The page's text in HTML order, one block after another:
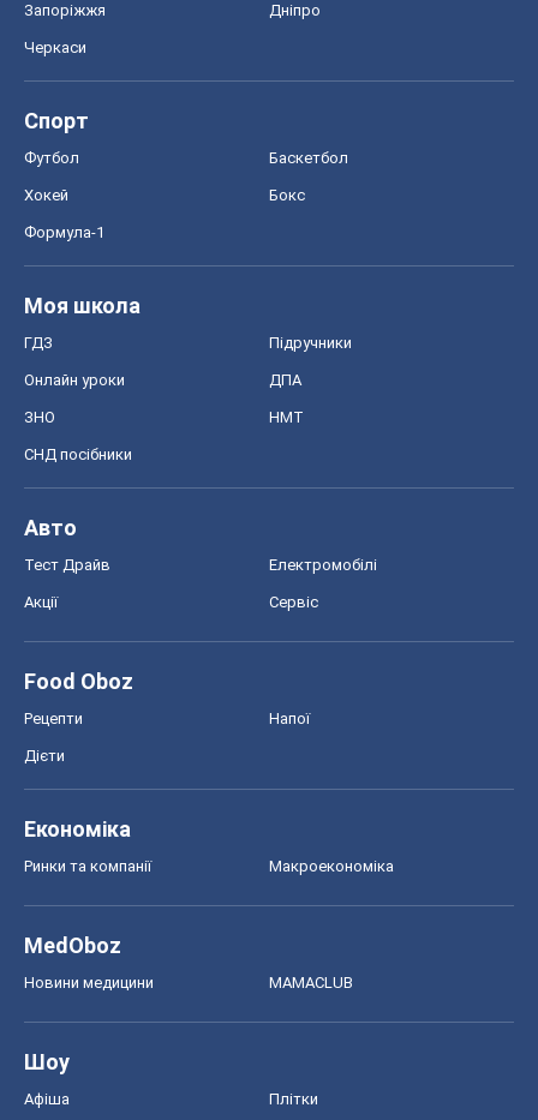
Запоріжжя Дніпро
Черкаси
Спорт
Футбол Баскетбол
Хокей Бокс
Формула-1
Моя школа
ГДЗ Підручники
Онлайн уроки ДПА
ЗНО НМТ
СНД посібники
Авто
Тест Драйв Електромобілі
Акції Сервіс
Food Oboz
Рецепти Напої
Дієти
Економіка
Ринки та компанії Макроекономіка
MedOboz
Новини медицини MAMACLUB
Шоу
Афіша Плітки